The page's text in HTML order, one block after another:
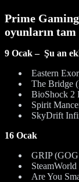
Prime
oyunların
9 Ocak – Şu an
Eastern
The Bridge
BioShock 2
Spirit
SkyDrift
16 Ocak
GRIP
Are You